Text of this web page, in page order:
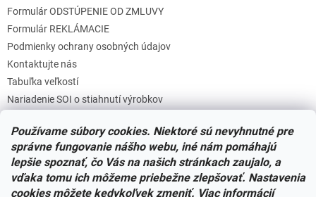
Používame súbory cookies. Niektoré sú nevyhnutné pre
správne fungovanie nášho webu, iné nám pomáhajú
lepšie spoznať, čo Vás na našich stránkach zaujalo, a
vďaka tomu ich môžeme priebežne zlepšovať. Nastavenia
cookies môžete kedykoľvek zmeniť. Viac informácií
Formulár ODSTÚPENIE OD ZMLUVY
Formulár REKLÁMACIE
Podmienky ochrany osobných údajov
Kontaktujte nás
Tabuľka veľkostí
Nariadenie SOI o stiahnutí výrobkov
Zásady súborov COOKIES
Facebook